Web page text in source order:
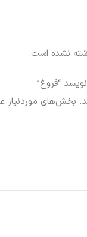
نشده است.
“فروغ”
بخش‌های موردنیاز